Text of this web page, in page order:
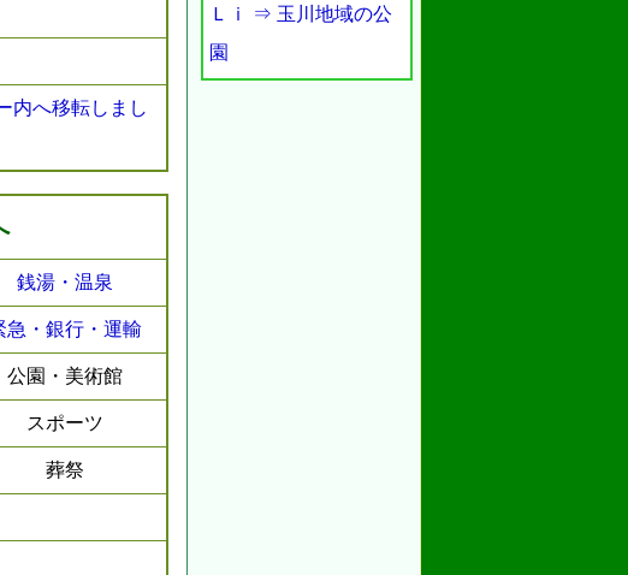
Ｌｉ ⇒ 玉川地域の公
園
内へ移転しまし
銭湯・温泉
急・銀行・運輸
公園・美術館
スポーツ
葬祭